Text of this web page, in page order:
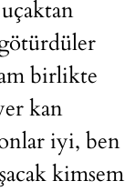
birlikte
kan
iyi, ben
kimsem